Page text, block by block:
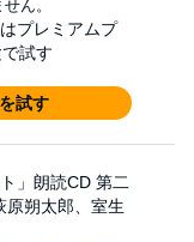
ん。
プレミアムプ
試す
試す
」朗読CD 第二
原朔太郎、室生